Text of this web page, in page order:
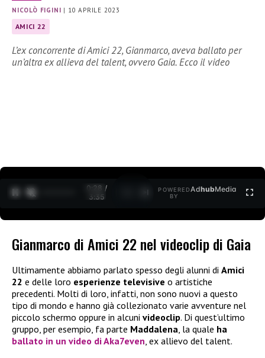
NICOLÒ FIGINI | 10 APRILE 2023
AMICI 22
L’ex concorrente di Amici 22, Gianmarco, aveva ballato per
un’altra ex allieva del talent, ovvero Gaia. Ecco il video
0:29 /
3:35
POWERED
BY
AdhubMedia
Gianmarco di Amici 22 nel videoclip di Gaia
Ultimamente abbiamo parlato spesso degli alunni di Amici
22 e delle loro esperienze televisive o artistiche
precedenti. Molti di loro, infatti, non sono nuovi a questo
tipo di mondo e hanno già collezionato varie avventure nel
piccolo schermo oppure in alcuni videoclip. Di quest’ultimo
gruppo, per esempio, fa parte Maddalena, la quale ha
ballato in un video di Aka7even, ex allievo del talent.